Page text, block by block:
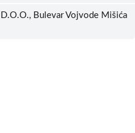
D.O.O., Bulevar Vojvode Mišića